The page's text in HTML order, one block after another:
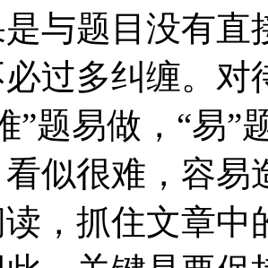
与题目没有直
过多纠缠。对
”题易做，“易”
似很难，容易
，抓住文章中